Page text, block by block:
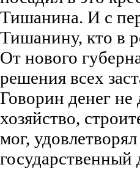
Тишанина. И с
Тишанину, кто в
От нового
решения всех
Говорин денег не
хозяйство,
мог,
государственный